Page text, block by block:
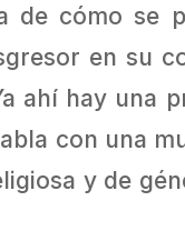
de cómo se
en su
ahí hay una
con una
y de